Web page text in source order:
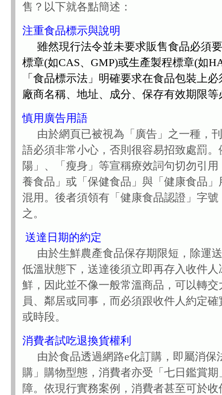
售？以下就各點簡述：
注重食品標示與說明
雖然現行法令並未要求販售食品必須要
標章(如CAS、GMP)或生產製程標章(如
「食品標示法」明確要求在食品包裝上必
廠商名稱、地址、成分、保存有效期限等
慎用廣告用語
由於網頁已被視為「廣告」之一種，
語必須非常小心，否則很容易招致處罰。
陽」、「瘦身」等宣稱療效詞句切勿引用
養食品」或「保健食品」與「健康食品」
混用。後者須領有「健康食品認證」字號
之。
送達日期的約定
由於生鮮農產食品保存期限短，除運
低溫狀態下，送達後須立即再存入收件人
鮮，因此並不像一般常溫商品，可以轉交
員、鄰居或同事，而必須跟收件人約定
或時段。
消費者試吃退換貨權利
由於食品透過網路e化訂購，即屬消保
購」購物型態，消費者亦受「七日鑑賞期
障。依現行實務案例，消費者甚至可於收